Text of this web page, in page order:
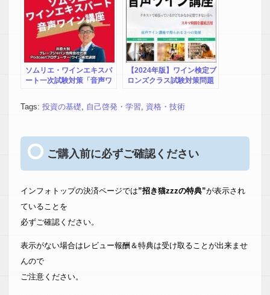
ソムリエ・ワインエキスパ
ート一次試験対策「音声ワ
【2024年版】ワイン検定ブ
ロンズクラス試験対策問題
Tags: 投資の基礎, 自己啓発・学習, 資格・技術
ご購入前に必ずご確認ください
インフォトップの決済ページでは”招き猫zzzの特典”が表示され
ていることを
必ずご確認ください。
表示がない場合はレビュー報酬＆特典は受け取ることが出来ませ
んので
ご注意ください。